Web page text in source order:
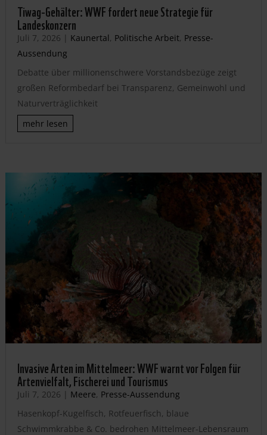
Tiwag-Gehälter: WWF fordert neue Strategie für
Landeskonzern
Juli 7, 2026 | Kaunertal, Politische Arbeit, Presse-
Aussendung
Debatte über millionenschwere Vorstandsbezüge zeigt
großen Reformbedarf bei Transparenz, Gemeinwohl und
Naturverträglichkeit
mehr lesen
Invasive Arten im Mittelmeer: WWF warnt vor Folgen für
Artenvielfalt, Fischerei und Tourismus
Juli 7, 2026 | Meere, Presse-Aussendung
Hasenkopf-Kugelfisch, Rotfeuerfisch, blaue
Schwimmkrabbe & Co. bedrohen Mittelmeer-Lebensraum